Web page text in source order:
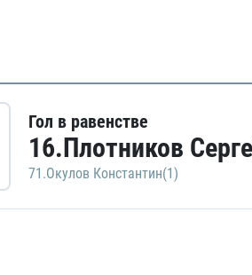
Гол в равенстве
16.Плотников
71.Окулов Константин(1)